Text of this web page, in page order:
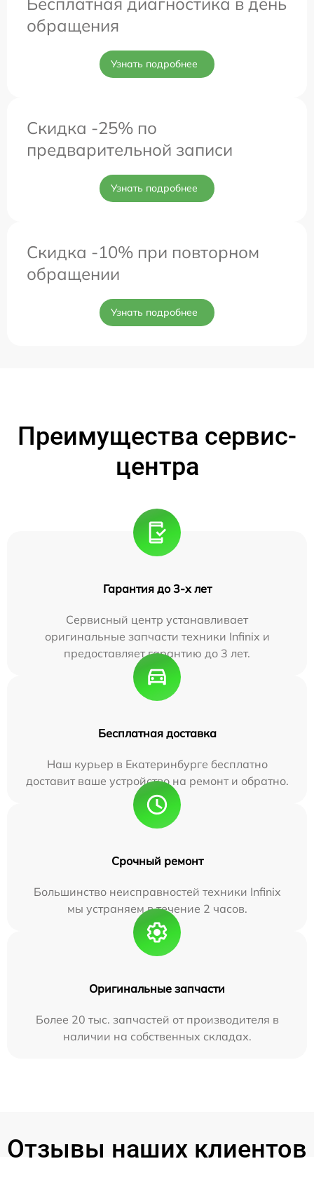
обращения
Узнать подробнее
Скидка -25% по
предварительной записи
Узнать подробнее
Скидка -10% при повторном
обращении
Узнать подробнее
Преимущества сервис-
центра
Гарантия до 3-х лет
Сервисный центр устанавливает
оригинальные запчасти техники Infinix и
предоставляет гарантию до 3 лет.
Бесплатная доставка
Наш курьер в Екатеринбурге бесплатно
доставит ваше устройство на ремонт и обратно.
Срочный ремонт
Большинство неисправностей техники Infinix
мы устраняем в течение 2 часов.
Оригинальные запчасти
Более 20 тыс. запчастей от производителя в
наличии на собственных складах.
Отзывы наших клиентов